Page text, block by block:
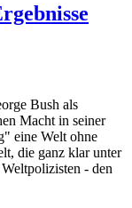
Bush als
Macht in seiner
eine Welt ohne
die ganz klar unter
- den